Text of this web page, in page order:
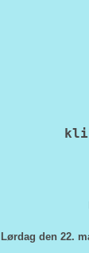
klik
Lørdag den 22.